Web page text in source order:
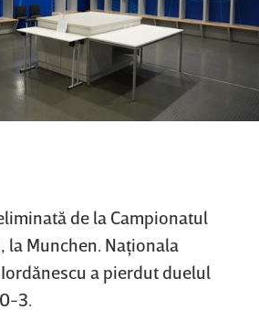
de la Campionatul
la Munchen. Naţionala
a pierdut duelul
3.